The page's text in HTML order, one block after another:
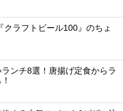
クラフトビール100』のちょ
ンチ8選！唐揚げ定食からラ